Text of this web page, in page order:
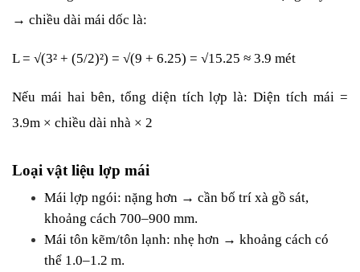
→ chiều dài mái dốc là:
L = √(3² + (5/2)²) = √(9 + 6.25) = √15.25 ≈ 3.9 mét
Nếu mái hai bên, tổng diện tích lợp là: Diện tích mái =
3.9m × chiều dài nhà × 2
Loại vật liệu lợp mái
Mái lợp ngói: nặng hơn → cần bố trí xà gồ sát,
khoảng cách 700–900 mm.
Mái tôn kẽm/tôn lạnh: nhẹ hơn → khoảng cách có
thể 1.0–1.2 m.